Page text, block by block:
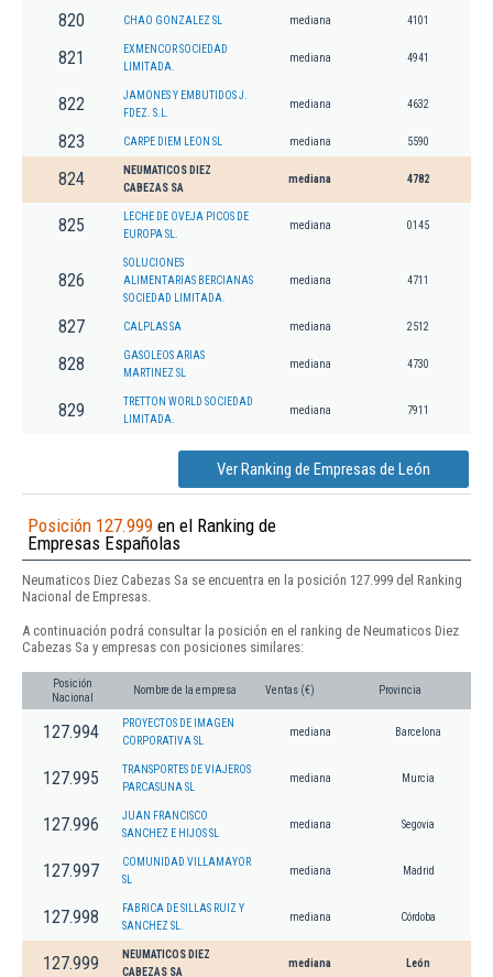
820 CHAO GONZALEZ SL mediana 4101
821
EXMENCOR SOCIEDAD
LIMITADA.
mediana 4941
822
JAMONES Y EMBUTIDOS J.
FDEZ. S.L.
mediana 4632
823 CARPE DIEM LEON SL mediana 5590
824
NEUMATICOS DIEZ
CABEZAS SA
mediana 4782
825
LECHE DE OVEJA PICOS DE
EUROPA SL.
mediana 0145
826
SOLUCIONES
ALIMENTARIAS BERCIANAS
SOCIEDAD LIMITADA.
mediana 4711
827 CALPLAS SA mediana 2512
828
GASOLEOS ARIAS
MARTINEZ SL
mediana 4730
829
TRETTON WORLD SOCIEDAD
LIMITADA.
mediana 7911
Ver Ranking de Empresas de León
Posición 127.999 en el Ranking de
Empresas Españolas
Neumaticos Diez Cabezas Sa se encuentra en la posición 127.999 del Ranking
Nacional de Empresas.
A continuación podrá consultar la posición en el ranking de Neumaticos Diez
Cabezas Sa y empresas con posiciones similares:
Posición
Nacional
Nombre de la empresa Ventas (€) Provincia
127.994
PROYECTOS DE IMAGEN
CORPORATIVA SL
mediana Barcelona
127.995
TRANSPORTES DE VIAJEROS
PARCASUNA SL
mediana Murcia
127.996
JUAN FRANCISCO
SANCHEZ E HIJOS SL
mediana Segovia
127.997
COMUNIDAD VILLAMAYOR
SL
mediana Madrid
127.998
FABRICA DE SILLAS RUIZ Y
SANCHEZ SL.
mediana Córdoba
127.999
NEUMATICOS DIEZ
CABEZAS SA
mediana León